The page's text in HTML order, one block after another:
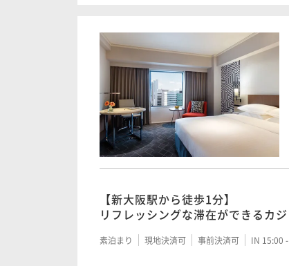
3 ｄａｙｓ ｓｔａｙ ～連泊ステ
素泊まり 現地決済可 事前決済可 IN 15:00 -
朝食付き 現地決済可 事前決済可
【新大阪駅から徒歩1分】
リフレッシングな滞在ができるカ
素泊まり 現地決済可 事前決済可 IN 15:00